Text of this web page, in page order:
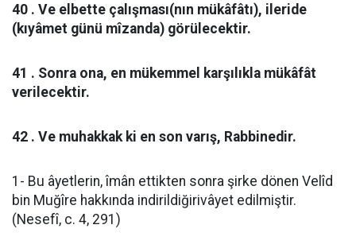
40 . Ve elbette çalışması(nın mükâfâtı), ileride
(kıyâmet günü mîzanda) görülecektir.
41 . Sonra ona, en mükemmel karşılıkla mükâfât
verilecektir.
42 . Ve muhakkak ki en son varış, Rabbinedir.
1- Bu âyetlerin, îmân ettikten sonra şirke dönen Velîd
bin Muğîre hakkında indirildiğirivâyet edilmiştir.
(Nesefî, c. 4, 291)